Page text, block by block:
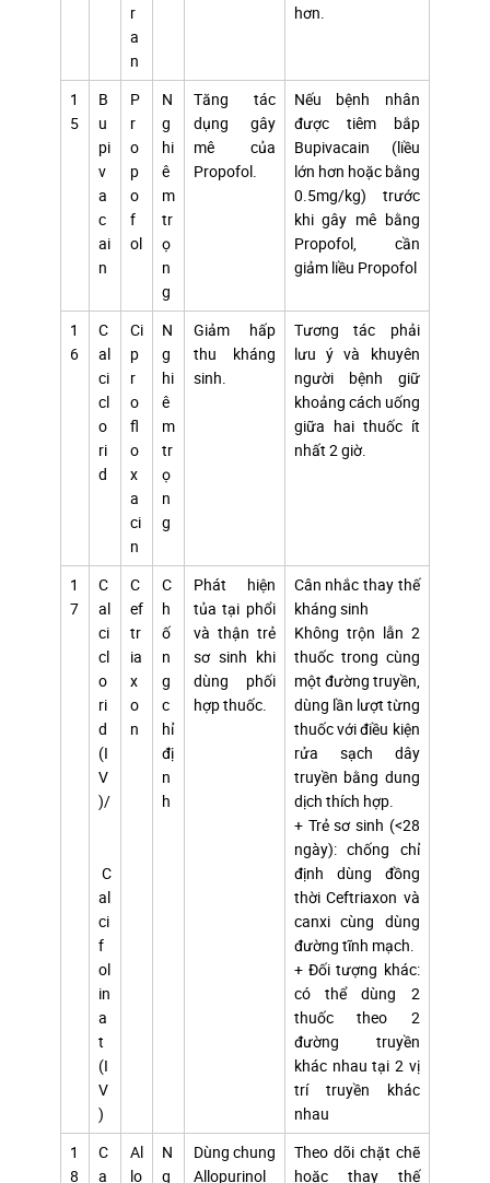
r
a
n
hơn.
1
5
B
u
pi
v
a
c
ai
n
P
r
o
p
o
f
ol
N
g
hi
ê
m
tr
ọ
n
g
Tăng tác
dụng gây
mê của
Propofol.
Nếu bệnh nhân
được tiêm bắp
Bupivacain (liều
lớn hơn hoặc bằng
0.5mg/kg) trước
khi gây mê bằng
Propofol, cần
giảm liều Propofol
1
6
C
al
ci
cl
o
ri
d
Ci
p
r
o
fl
o
x
a
ci
n
N
g
hi
ê
m
tr
ọ
n
g
Giảm hấp
thu kháng
sinh.
Tương tác phải
lưu ý và khuyên
người bệnh giữ
khoảng cách uống
giữa hai thuốc ít
nhất 2 giờ.
1
7
C
al
ci
cl
o
ri
d
(I
V
)/
C
al
ci
f
ol
in
a
t
(I
V
)
C
ef
tr
ia
x
o
n
C
h
ố
n
g
c
hỉ
đị
n
h
Phát hiện
tủa tại phổi
và thận trẻ
sơ sinh khi
dùng phối
hợp thuốc.
Cân nhắc thay thế
kháng sinh
Không trộn lẫn 2
thuốc trong cùng
một đường truyền,
dùng lần lượt từng
thuốc với điều kiện
rửa sạch dây
truyền bằng dung
dịch thích hợp.
+ Trẻ sơ sinh (<28
ngày): chống chỉ
định dùng đồng
thời Ceftriaxon và
canxi cùng dùng
đường tĩnh mạch.
+ Đối tượng khác:
có thể dùng 2
thuốc theo 2
đường truyền
khác nhau tại 2 vị
trí truyền khác
nhau
1
8
C
a
Al
lo
N
g
Dùng chung
Allopurinol
Theo dõi chặt chẽ
hoặc thay thế